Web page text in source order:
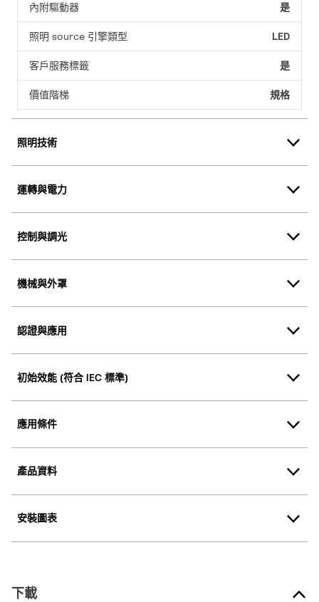
內附驅動器 是
照明 source 引擎類型 LED
客戶服務標籤 是
價值階梯 規格
照明技術
運轉與電力
控制與調光
機械與外罩
認證與應用
初始效能 (符合 IEC 標準)
應用條件
產品資料
安裝圖表
下載